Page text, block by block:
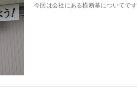
今回は会社にある横断幕についてです